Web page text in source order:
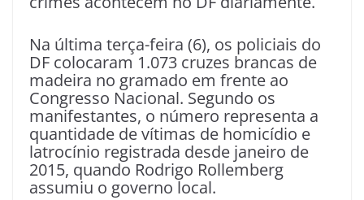
Na última terça-feira (6), os policiais do
DF colocaram 1.073 cruzes brancas de
madeira no gramado em frente ao
Congresso Nacional. Segundo os
manifestantes, o número representa a
quantidade de vítimas de homicídio e
latrocínio registrada desde janeiro de
2015, quando Rodrigo Rollemberg
assumiu o governo local.